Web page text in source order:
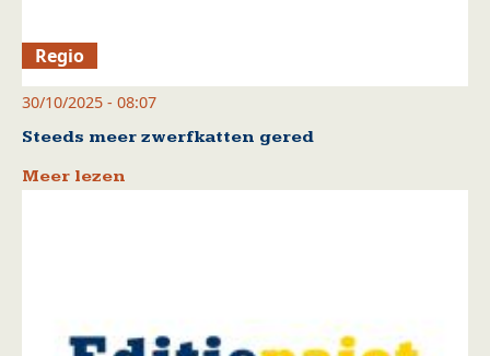
Regio
30/10/2025 - 08:07
Steeds meer zwerfkatten gered
Meer lezen